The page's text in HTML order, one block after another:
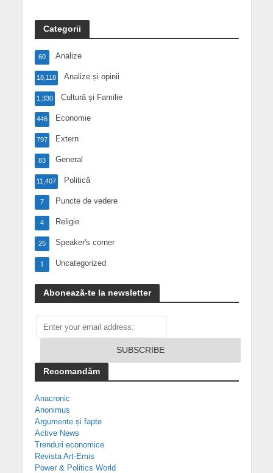
Categorii
Analize
60
Analize și opinii
18,118
Cultură și Familie
1,330
Economie
446
Extern
797
General
83
Politică
11,407
Puncte de vedere
7
Religie
4
Speaker's corner
25
Uncategorized
1
Abonează-te la newsletter
Recomandăm
Anacronic
Anonimus
Argumente și fapte
Active News
Trenduri economice
Revista Art-Emis
Power & Politics World